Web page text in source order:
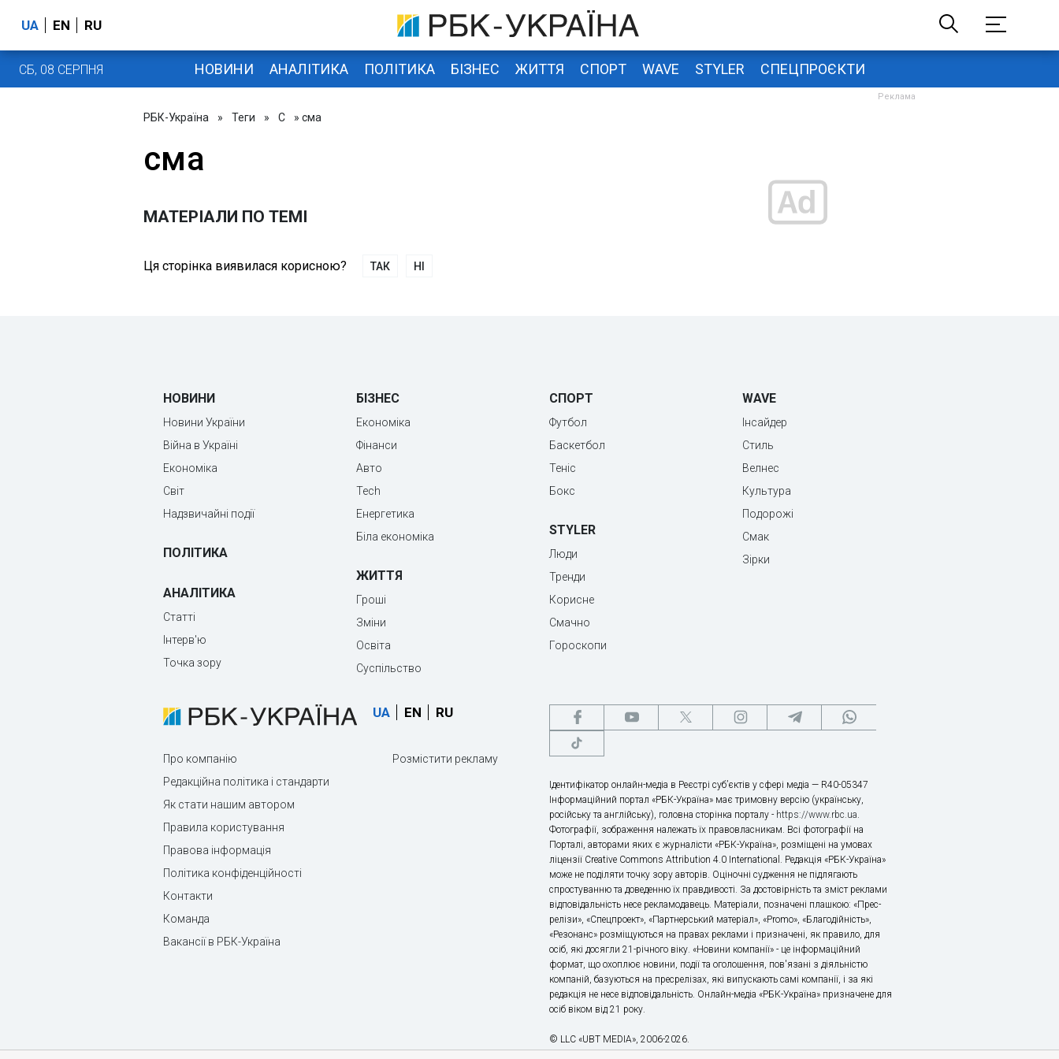
UA EN RU
СБ, 08 СЕРПНЯ НОВИНИ АНАЛІТИКА ПОЛІТИКА БІЗНЕС ЖИТТЯ СПОРТ WAVE STYLER СПЕЦПРОЄКТИ
РБК-Україна » Теги » С » сма
сма
МАТЕРІАЛИ ПО ТЕМІ
Ця сторінка виявилася корисною? ТАК НІ
НОВИНИ
Новини України
Війна в Україні
Економіка
Світ
Надзвичайні події
ПОЛІТИКА
АНАЛІТИКА
Статті
Інтерв'ю
Точка зору
БІЗНЕС
Економіка
Фінанси
Авто
Tech
Енергетика
Біла економіка
ЖИТТЯ
Гроші
Зміни
Освіта
Суспільство
СПОРТ
Футбол
Баскетбол
Теніс
Бокс
STYLER
Люди
Тренди
Корисне
Смачно
Гороскопи
WAVE
Інсайдер
Стиль
Велнес
Культура
Подорожі
Смак
Зірки
UA EN RU
Про компанію
Редакційна політика і стандарти
Як стати нашим автором
Правила користування
Правова інформація
Політика конфіденційності
Контакти
Команда
Вакансії в РБК-Україна
Розмістити рекламу
Ідентифікатор онлайн-медіа в Реєстрі суб’єктів у сфері медіа — R40-05347
Інформаційний портал «РБК-Україна» має тримовну версію (українську,
російську та англійську), головна сторінка порталу - https://www.rbc.ua.
Фотографії, зображення належать їх правовласникам. Всі фотографії на
Порталі, авторами яких є журналісти «РБК-Україна», розміщені на умовах
ліцензії Creative Commons Attribution 4.0 International. Редакція «РБК-Україна»
може не поділяти точку зору авторів. Оціночні судження не підлягають
спростуванню та доведенню їх правдивості. За достовірність та зміст реклами
відповідальність несе рекламодавець. Матеріали, позначені плашкою: «Прес-
релізи», «Спецпроект», «Партнерський матеріал», «Promo», «Благодійність»,
«Резонанс» розміщуються на правах реклами і призначені, як правило, для
осіб, які досягли 21-річного віку. «Новини компанії» - це інформаційний
формат, що охоплює новини, події та оголошення, пов'язані з діяльністю
компаній, базуються на пресрелізах, які випускають самі компанії, і за які
редакція не несе відповідальність. Онлайн-медіа «РБК-Україна» призначене для
осіб віком від 21 року.
© LLC «UBT MEDIA», 2006-2026.